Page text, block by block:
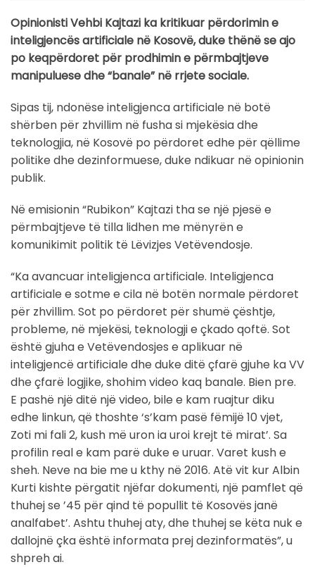
Opinionisti Vehbi Kajtazi ka kritikuar përdorimin e
inteligjencës artificiale në Kosovë, duke thënë se ajo
po keqpërdoret për prodhimin e përmbajtjeve
manipuluese dhe “banale” në rrjete sociale.
Sipas tij, ndonëse inteligjenca artificiale në botë
shërben për zhvillim në fusha si mjekësia dhe
teknologjia, në Kosovë po përdoret edhe për qëllime
politike dhe dezinformuese, duke ndikuar në opinionin
publik.
Në emisionin “Rubikon” Kajtazi tha se një pjesë e
përmbajtjeve të tilla lidhen me mënyrën e
komunikimit politik të Lëvizjes Vetëvendosje.
“Ka avancuar inteligjenca artificiale. Inteligjenca
artificiale e sotme e cila në botën normale përdoret
për zhvillim. Sot po përdoret për shumë çështje,
probleme, në mjekësi, teknologji e çkado qoftë. Sot
është gjuha e Vetëvendosjes e aplikuar në
inteligjencë artificiale dhe duke ditë çfarë gjuhe ka VV
dhe çfarë logjike, shohim video kaq banale. Bien pre.
E pashë një ditë një video, bile e kam ruajtur diku
edhe linkun, që thoshte ‘s’kam pasë fëmijë 10 vjet,
Zoti mi fali 2, kush më uron ia uroi krejt të mirat’. Sa
profilin real e kam parë duke e uruar. Varet kush e
sheh. Neve na bie me u kthy në 2016. Atë vit kur Albin
Kurti kishte përgatit njëfar dokumenti, një pamflet që
thuhej se ’45 për qind të popullit të Kosovës janë
analfabet’. Ashtu thuhej aty, dhe thuhej se këta nuk e
dallojnë çka është informata prej dezinformatës”, u
shpreh ai.